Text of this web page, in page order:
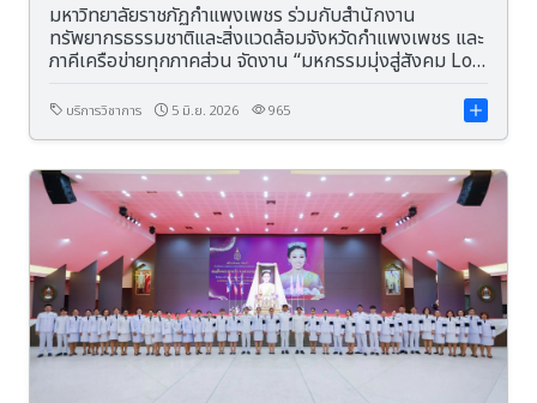
มหาวิทยาลัยราชภัฏกำแพงเพชร ร่วมกับสำนักงาน
ทรัพยากรธรรมชาติและสิ่งแวดล้อมจังหวัดกำแพงเพชร และ
ภาคีเครือข่ายทุกภาคส่วน จัดงาน “มหกรรมมุ่งสู่สังคม Low
บริการวิชาการ 5 มิ.ย. 2026 965